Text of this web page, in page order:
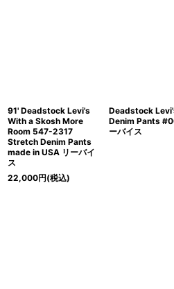
91' Deadstock Levi's
With a Skosh More
Room 547-2317
Stretch Denim Pants
made in USA リーバイ
ス
22,000円(税込)
Deadstock
Denim Pants
ーバイス